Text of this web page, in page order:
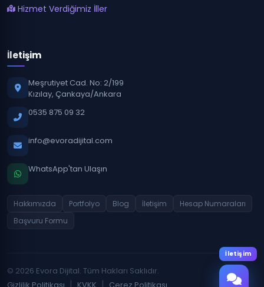
Hizmet Verdiğimiz İller
İletişim
Meşrutiyet Cad. No: 2/199
Kızılay, Çankaya/Ankara
0535 875 09 32
info@evoradijital.com
WhatsApp'tan Ulaşın
Hakkımızda Portfolyo Blog İletişim
Hesap Numaraları
Başvuru Formu
© 2026 Evora Dijital. Tüm Hakları Saklıdır.
Gizlilik Politikası | KVKK | Çerez Politikası
İletişim